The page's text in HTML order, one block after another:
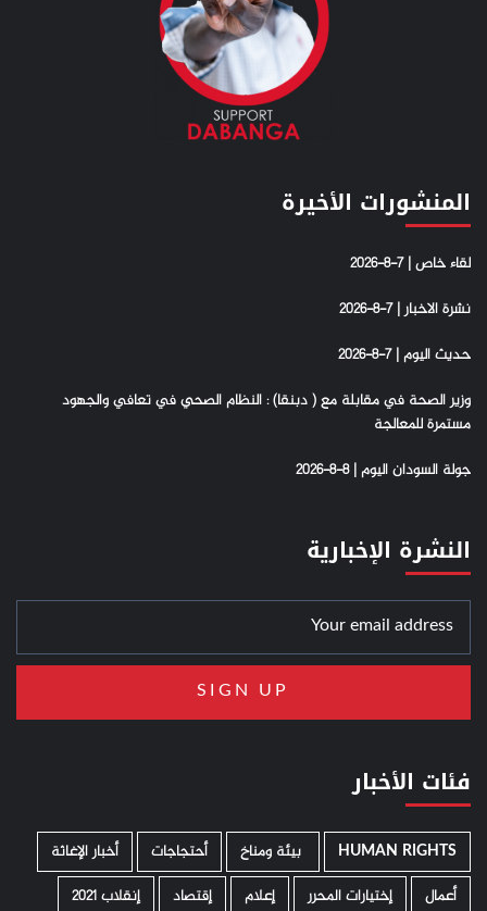
المنشورات الأخيرة
لقاء خاص | 7-8-2026
نشرة الاخبار | 7-8-2026
حديث اليوم | 7-8-2026
وزير الصحة في مقابلة مع ( دبنقا) : النظام الصحي في تعافي والجهود
مستمرة للمعالجة
جولة السودان اليوم | 8-8-2026
النشرة الإخبارية
فئات الأخبار
HUMAN RIGHTS ­ بيئة ومناخ أحتجاجات
أخبار الإغاثة
أعمال
إختيارات المحرر إعلام إقتصاد
إنقلاب 2021